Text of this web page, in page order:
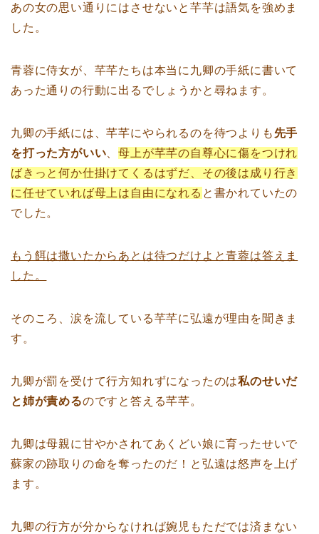
あの女の思い通りにはさせないと芊芊は語気を強めま
した。
青蓉に侍女が、芊芊たちは本当に九卿の手紙に書いて
あった通りの行動に出るでしょうかと尋ねます。
九卿の手紙には、芊芊にやられるのを待つよりも 先手
を打った方がいい 、母上が芊芊の自尊心に傷をつけれ
ばきっと何か仕掛けてくるはずだ、その後は成り行き
に任せていれば母上は自由になれる と書かれていたの
でした。
もう餌は撒いたからあとは待つだけよと青蓉は答えま
した。
そのころ、涙を流している芊芊に弘遠が理由を聞きま
す。
九卿が罰を受けて行方知れずになったのは私のせいだ
と姉が責めるのですと答える芊芊。
九卿は母親に甘やかされてあくどい娘に育ったせいで
蘇家の跡取りの命を奪ったのだ！と弘遠は怒声を上げ
ます。
九卿の行方が分からなければ婉児もただでは済まない